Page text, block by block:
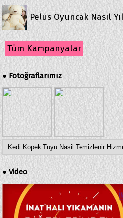
Pelus Oyuncak Nasıl
Tüm Kampanyalar
● Fotoğraflarımız
●Video